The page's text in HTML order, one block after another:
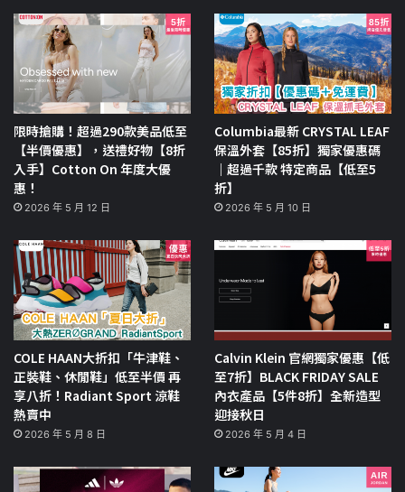
限時搶購！超過290款美品低至
【半價優惠】，送禮好物【8折
入手】Cotton On 年度大優
惠！
2026 年 5 月 12 日
Columbia最新 CRYSTAL LEAF
保溫外套【85折】獨家優惠碼
｜超過千款 特定商品【低至5
折】
2026 年 5 月 10 日
COLE HAAN大折扣「牛津鞋、
正裝鞋、休閒鞋」低至半價 再
享八折！Radiant Sport 涼鞋
熱賣中
2026 年 5 月 8 日
Calvin Klein 官網獨家優惠【低
至7折】BLACK FRIDAY SALE
內衣產品【5件8折】全新造型
迎接秋日
2026 年 5 月 4 日